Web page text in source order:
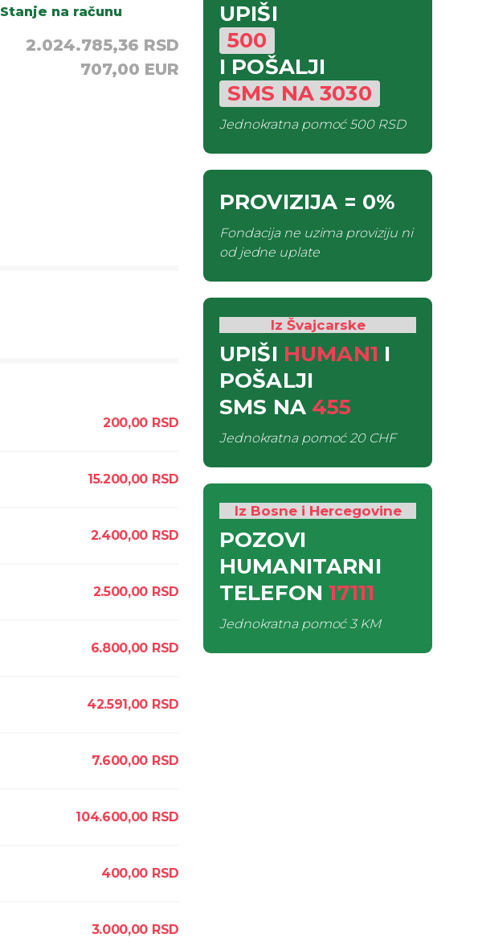
Stanje na računu
2.024.785,36 RSD
707,00 EUR
200,00 RSD
15.200,00 RSD
2.400,00 RSD
2.500,00 RSD
6.800,00 RSD
42.591,00 RSD
7.600,00 RSD
104.600,00 RSD
400,00 RSD
3.000,00 RSD
UPIŠI
500
I POŠALJI
SMS NA3030
Jednokratna pomoć500 RSD
PROVIZIJA = 0%
Fondacija ne uzima proviziju ni
od jedne uplate
Iz Švajcarske
UPIŠI HUMAN1 I
POŠALJI
SMS NA 455
Jednokratna pomoć20 CHF
Iz Bosne i Hercegovine
POZOVI
HUMANITARNI
TELEFON 17111
Jednokratna pomoć3 KM